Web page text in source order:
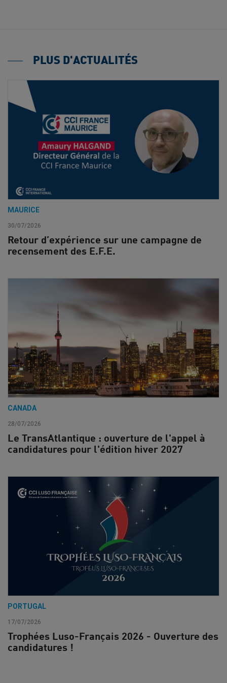
PLUS D'ACTUALITÉS
MAURICE
30/07/2026
Retour d’expérience sur une campagne de
recensement des E.F.E.
CANADA
28/07/2026
Le TransAtlantique : ouverture de l'appel à
candidatures pour l'édition hiver 2027
PORTUGAL
17/07/2026
Trophées Luso-Français 2026 - Ouverture des
candidatures !